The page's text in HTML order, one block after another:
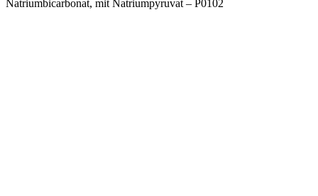
Natriumbicarbonat, mit Natriumpyruvat – P0102